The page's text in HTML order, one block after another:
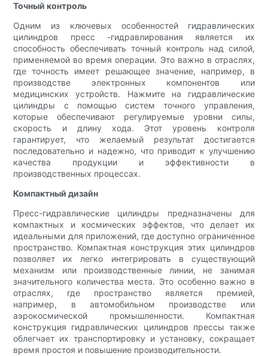
Точный контроль
Одним из ключевых особенностей гидравлических
цилиндров пресс -гидравлирования является их
способность обеспечивать точный контроль над силой,
применяемой во время операции. Это важно в отраслях,
где точность имеет решающее значение, например, в
производстве электронных компонентов или
медицинских устройств. Нажмите на гидравлические
цилиндры с помощью систем точного управления,
которые обеспечивают регулируемые уровни силы,
скорость и длину хода. Этот уровень контроля
гарантирует, что желаемый результат достигается
последовательно и надежно, что приводит к улучшению
качества продукции и эффективности в
производственных процессах.
Компактный дизайн
Пресс-гидравлические цилиндры предназначены для
компактных и космических эффектов, что делает их
идеальными для приложений, где доступно ограниченное
пространство. Компактная конструкция этих цилиндров
позволяет их легко интегрировать в существующий
механизм или производственные линии, не занимая
значительного количества места. Это особенно важно в
отраслях, где пространство является премией,
например, в автомобильном производстве или
аэрокосмической промышленности. Компактная
конструкция гидравлических цилиндров прессы также
облегчает их транспортировку и установку, сокращает
время простоя и повышение производительности.